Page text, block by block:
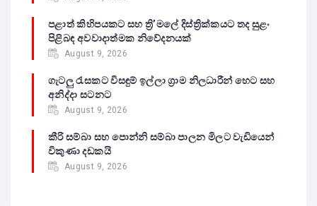
පළාත් කිහිපයකට සහ ත්‍රි’මලේ දිස්ත්‍රික්කයට තද සුළං
පිළිබඳ අවවාදාත්මක නිවේදනයක්
August 9, 2026
ගැටලු රැසකට විසඳුම් ඉල්ලා ග්‍රාම නිලධාරීන් හෙට සහ
අනිද්දා සටනට
August 9, 2026
කීරි සම්බා සහ පොන්නි සම්බා පාලන මිලට වැඩියෙන්
විකුණා දඩකයි
August 9, 2026